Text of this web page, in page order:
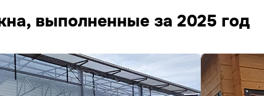
выполненные за 2025 год